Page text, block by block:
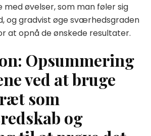
med øvelser, som man føler sig
og gradvist øge sværhedsgraden
at opnå de ønskede resultater.
Opsummering
ved at bruge
som
og